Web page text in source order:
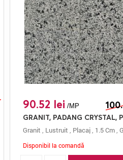
,60x10
90.52 lei /MP
Granit , Lustruit , Placaj, 1.5 Cm,
Disponibil la comandă